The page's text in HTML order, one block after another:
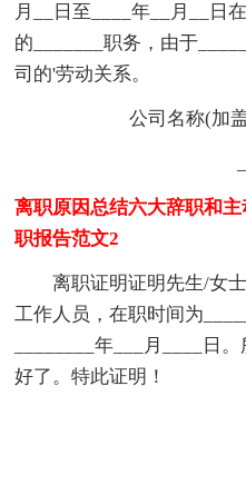
月__日至____年__月__日
的_______职务，由于
司的'劳动关系。
公司名称(加盖
离职原因总结六大辞职和
职报告范文2
离职证明证明先生/女
工作人员，在职时间为
________年___月____日
好了。特此证明！